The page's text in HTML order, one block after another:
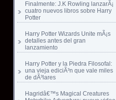
Finalmente: J.K Rowling lanzarÃ¡
cuatro nuevos libros sobre Harry
Potter
Harry Potter Wizards Unite mÃ¡s
detalles antes del gran
lanzamiento
Harry Potter y la Piedra Filosofal:
una vieja ediciÃ³n que vale miles
de dÃ³lares
Hagridâ€™s Magical Creatures